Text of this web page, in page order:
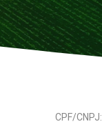
CPF/CNPJ: